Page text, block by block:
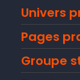
Univers
Pages
Groupe